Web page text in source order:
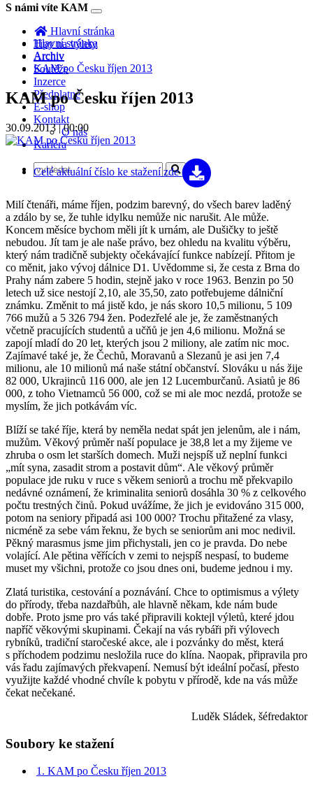
S námi víte KAM
Toggle
navigation
Hlavní stránka
Tipy na výlety
Archiv
Soutěže
Inzerce
Předplatné
E-shop
Kontakt
O nás
Kariéra
Hlavní stránka
Archiv
KAM po Česku říjen 2013
KAM po Česku říjen 2013
30.09.2013 | 00:00
Celé aktuální číslo ke stažení zde
Milí čtenáři, máme říjen, podzim barevný, do všech barev laděný
a zdálo by se, že tuhle idylku nemůže nic narušit. Ale může.
Koncem měsíce bychom měli jít k urnám, ale Dušičky to ještě
nebudou. Jít tam je ale naše právo, bez ohledu na kvalitu výběru,
který nám tradičně subjekty očekávající funkce nabízejí. Přitom je
co měnit, jako vývoj dálnice D1. Uvědomme si, že cesta z Brna do
Prahy nám zabere 5 hodin, stejně jako v roce 1963. Benzin po 50
letech už sice nestojí 2,10, ale 35,50, zato potřebujeme dálniční
známku. Změnit to má jistě kdo, je nás skoro 10,5 milionu, 5 109
766 mužů a 5 326 794 žen. Podezřelé ale je, že zaměstnaných
včetně pracujících studentů a učňů je jen 4,6 milionu. Možná se
zapojí mladí do 20 let, kterých jsou 2 miliony, ale zatím nic moc.
Zajímavé také je, že Čechů, Moravanů a Slezanů je asi jen 7,4
milionu, ale 10 milionů má naše státní občanství. Slováku u nás žije
82 000, Ukrajinců 116 000, ale jen 12 Lucemburčanů. Asiatů je 86
000, z toho Vietnamců 56 000, což se mi ale moc nezdá, protože se
myslím, že jich potkávám víc.
Blíží se také říje, která by neměla nedat spát jen jelenům, ale i nám,
mužům. Věkový průměr naší populace je 38,8 let a my žijeme ve
zhruba o osm let starších domech. Muži nejspíš už neplní funkci
„mít syna, zasadit strom a postavit dům“. Ale věkový průměr
populace jde ruku v ruce s věkem seniorů a trochu mě překvapilo
nedávné oznámení, že kriminalita seniorů dosáhla 30 % z celkového
počtu trestných činů. Pokud uvážíme, že jich je evidováno 315 000,
potom na seniory připadá asi 100 000? Trochu přitažené za vlasy,
nicméně za sebe vám řeknu, že bych se seniorům ani moc nedivil.
Pěkný marasmus jsme jim přichystali, jen co je pravda. Do nebe
volající. Ale pětina věřících v zemi to nejspíš nespasí, to budeme
muset my všichni, protože co jsou dnes oni, budeme jednou i my.
Zlatá turistika, cestování a poznávání. Chce to optimismus a výlety
do přírody, třeba nazdařbůh, ale hlavně někam, kde nám bude
dobře. Proto jsme pro vás také připravili koktejl výletů, které jdou
napříč věkovými skupinami. Čekají na vás rybáři při výlovech
rybníků, tradiční staročeské akce, ale i pozvánky do měst, která
s příchodem podzimu nesložila ruce do klína. Naopak, připravila pro
vás řadu zajímavých překvapení. Nemusí být ideální počasí, přesto
využijte každé vhodné chvíle k pobytu v přírodě, kde na vás může
čekat nečekané.
Luděk Sládek, šéfredaktor
Soubory ke stažení
1. KAM po Česku říjen 2013